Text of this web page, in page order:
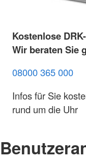
Kostenlose
Wir beraten Sie
08000 365 000
Infos für Sie
rund um die Uhr